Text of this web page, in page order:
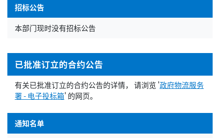
招标公告
本部门现时没有招标公告
已批准订立的合约公告
有关已批准订立的合约公告的详情， 请浏览 '政府物流服务
署 - 电子投标箱' 的网页。
通知名单